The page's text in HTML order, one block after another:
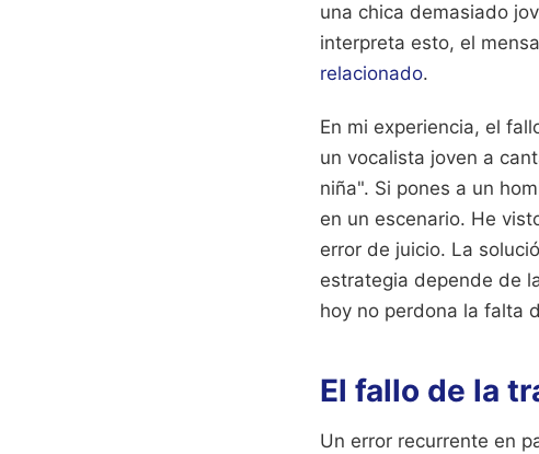
una chica demasiado
interpreta esto, el
relacionado.
En mi experiencia, el
un vocalista joven a
niña". Si pones a un
en un escenario. He
error de juicio. La
estrategia depende de
hoy no perdona la falta
El fallo de la
Un error recurrente en